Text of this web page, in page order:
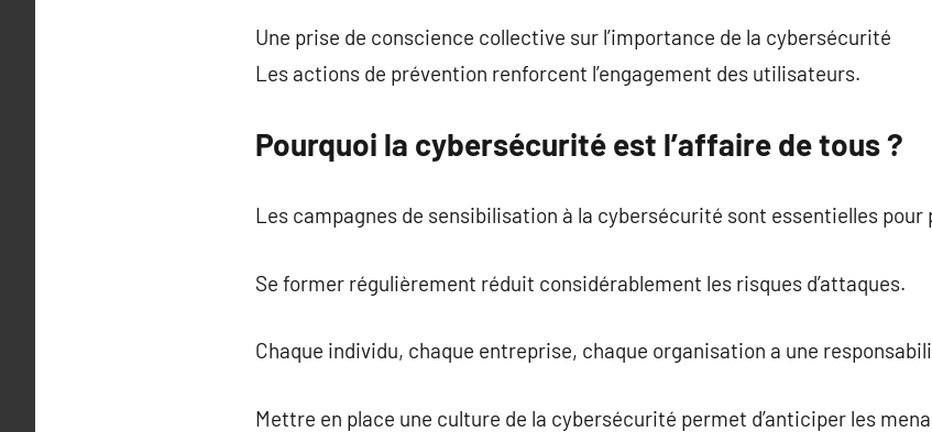
Une prise de conscience collective sur l’importance de la cybersécurité
Les actions de prévention renforcent l’engagement des utilisateurs.
Pourquoi la cybersécurité est l’affaire de tous ?
Les campagnes de sensibilisation à la cybersécurité sont essentielles
Se former régulièrement réduit considérablement les risques d’attaques.
Chaque individu, chaque entreprise, chaque organisation a une
Mettre en place une culture de la cybersécurité permet d’anticiper les